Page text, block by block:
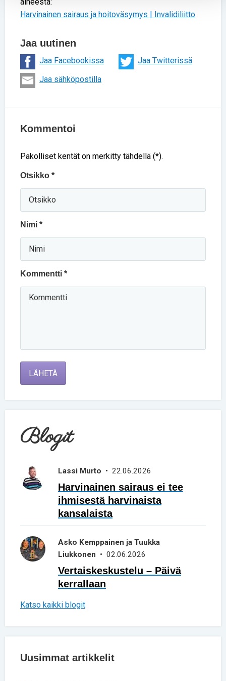
Harvinainen sairaus ja hoitoväsymys | Invalidiliitto
Jaa uutinen
Jaa Facebookissa
Jaa Twitterissä
Jaa sähköpostilla
Kommentoi
Pakolliset kentät on merkitty tähdellä (*).
Otsikko *
Nimi *
Kommentti *
LÄHETÄ
Blogit
Lassi Murto • 22.06.2026
Harvinainen sairaus ei tee
ihmisestä harvinaista
kansalaista
Asko Kemppainen ja Tuukka
Liukkonen • 02.06.2026
Vertaiskeskustelu – Päivä
kerrallaan
Katso kaikki blogit
Uusimmat artikkelit